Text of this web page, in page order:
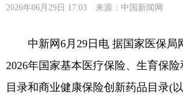
2026年06月29日 17:03 来源： 中国新闻网
中新网6月29日电 据国家医保局
2026年国家基本医疗保险、生育保
目录和商业健康保险创新药品目录(